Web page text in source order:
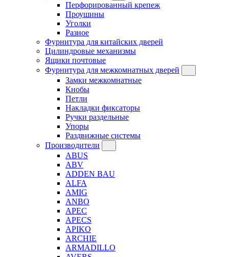
Перфорированный крепеж
Проушины
Уголки
Разное
Фурнитура для китайских дверей
Цилиндровые механизмы
Ящики почтовые
Фурнитура для межкомнатных дверей
Замки межкомнатные
Кнобы
Петли
Накладки фиксаторы
Ручки раздельные
Упоры
Раздвижные системы
Производители
ABUS
ABV
ADDEN BAU
ALFA
AMIG
ANBO
APEC
APECS
APIKO
ARCHIE
ARMADILLO